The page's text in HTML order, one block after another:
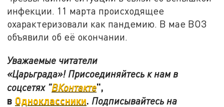
инфекции. 11 марта происходящее
охарактеризовали как пандемию. В мае ВОЗ
объявили об её окончании.
Уважаемые читатели
«Царьграда»! Присоединяйтесь к нам в
соцсетях "ВКонтакте",
в Одноклассники. Подписывайтесь на